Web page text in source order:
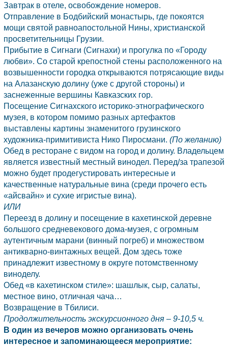
Завтрак в отеле, освобождение номеров.
Отправление в Бодбийский монастырь, где покоятся
мощи святой равноапостольной Нины, христианской
просветительницы Грузии.
Прибытие в Сигнаги (Сигнахи) и прогулка по «Городу
любви». Со старой крепостной стены расположенного на
возвышенности городка открываются потрясающие виды
на Алазанскую долину (уже с другой стороны) и
заснеженные вершины Кавказских гор.
Посещение Сигнахского историко-этнографического
музея, в котором помимо разных артефактов
выставлены картины знаменитого грузинского
художника-примитивиста Нико Пиросмани. (По желанию)
Обед в ресторане с видом на город и долину. Владельцем
является известный местный винодел. Перед/за трапезой
можно будет продегустировать интересные и
качественные натуральные вина (среди прочего есть
«айсвайн» и сухие игристые вина).
ИЛИ
Переезд в долину и посещение в кахетинской деревне
большого средневекового дома-музея, с огромным
аутентичным марани (винный погреб) и множеством
антикварно-винтажных вещей. Дом здесь тоже
принадлежит известному в округе потомственному
виноделу.
Обед «в кахетинском стиле»: шашлык, сыр, салаты,
местное вино, отличная чача…
Возвращение в Тбилиси.
Продолжительность экскурсионного дня – 9-10,5 ч.
В один из вечеров можно организовать очень
интересное и запоминающееся мероприятие: